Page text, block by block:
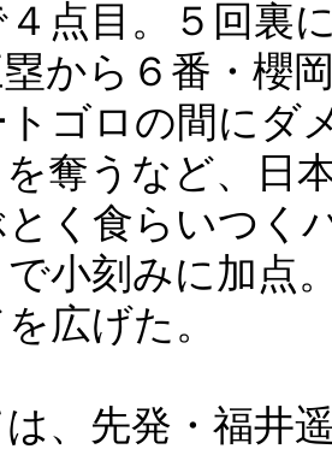
点目。５回裏
から６番・櫻
ゴロの間にダ
奪うなど、日
く食らいつく
で小刻みに加点
広げた。
、先発・福井